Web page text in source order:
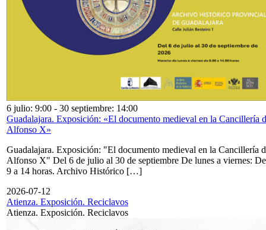
6 julio: 9:00 - 30 septiembre: 14:00
Guadalajara. Exposición: «El documento medieval en la Cancillería
Alfonso X»
Guadalajara. Exposición: "El documento medieval en la Cancillería
Alfonso X" Del 6 de julio al 30 de septiembre De lunes a viernes: De
9 a 14 horas. Archivo Histórico […]
2026-07-12
Atienza. Exposición. Reciclavos
Atienza. Exposición. Reciclavos